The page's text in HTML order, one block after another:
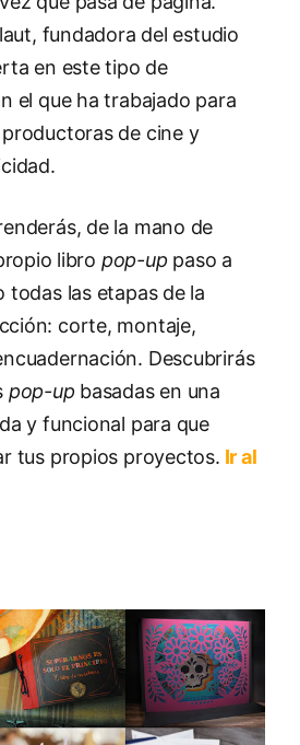
fundadora del estudio
en este tipo de
el que ha trabajado para
de cine y
de la mano de
libro pop-up paso a
todas las etapas de la
corte, montaje,
Descubrirás
pop-up basadas en una
y funcional para que
tus propios proyectos. Ir al